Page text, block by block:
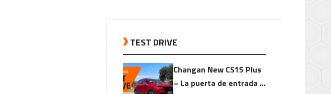
TEST DRIVE
Changan New CS15 Plus
– La puerta de entrada a